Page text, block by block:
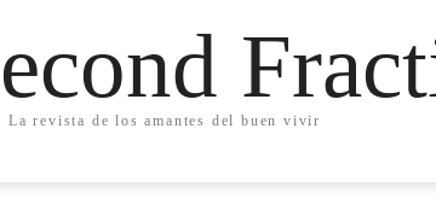
La revista de los amantes del buen vivir